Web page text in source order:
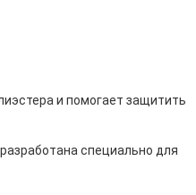
и помогает защитить
специально для